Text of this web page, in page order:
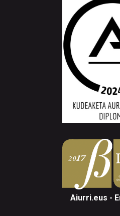
Aiurri.eus -